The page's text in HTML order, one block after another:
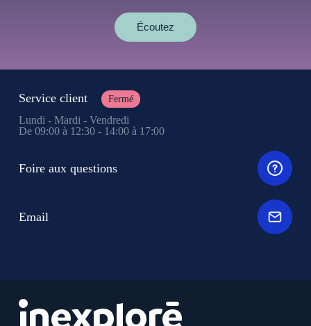
Écoutez
Service client Fermé
Lundi - Mardi - Vendredi
De 09:00 à 12:30 - 14:00 à 17:00
Foire aux questions
Email